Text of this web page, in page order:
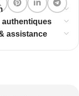
authentiques
assistance